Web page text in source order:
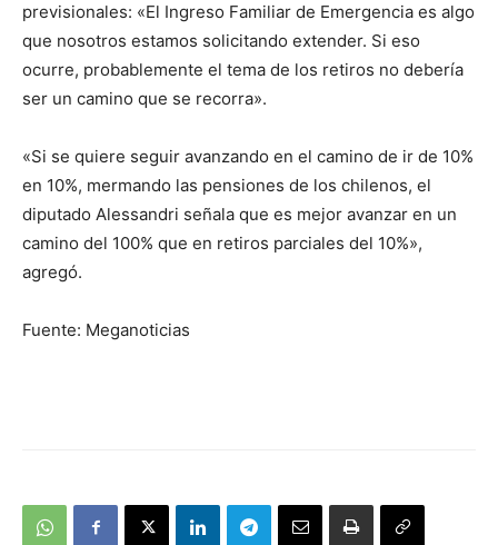
previsionales: «El Ingreso Familiar de Emergencia es algo
que nosotros estamos solicitando extender. Si eso
ocurre, probablemente el tema de los retiros no debería
ser un camino que se recorra».
«Si se quiere seguir avanzando en el camino de ir de 10%
en 10%, mermando las pensiones de los chilenos, el
diputado Alessandri señala que es mejor avanzar en un
camino del 100% que en retiros parciales del 10%»,
agregó.
Fuente: Meganoticias